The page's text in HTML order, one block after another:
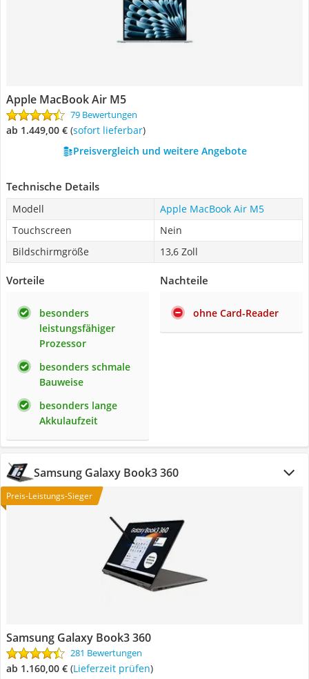
Apple MacBook Air M5
79 Bewertungen
ab 1.449,00 € ( Sofort lieferbar)
Preisvergleich und weitere Angebote
Technische Details
Modell
Apple MacBook Air M5
Touchscreen
Nein
Bildschirmgröße
13,6 Zoll
Vorteile
besonders
leistungsfähiger
Prozessor
besonders schmale
Bauweise
besonders lange
Akkulaufzeit
Nachteile
ohne Card-Reader
Samsung Galaxy Book3 360
Preis-Leistungs-Sieger
Samsung Galaxy Book3 360
281 Bewertungen
ab 1.160,00 € (Lieferzeit prüfen)